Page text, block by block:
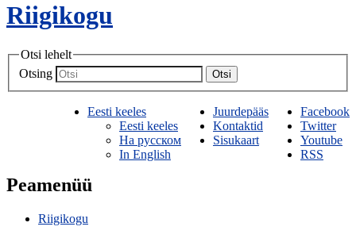
Riigikogu
Otsi lehelt
Otsing
Otsi
Facebook
Twitter
Youtube
RSS
Juurdepääs
Kontaktid
Sisukaart
Eesti keeles
Eesti keeles
На русском
In English
Peamenüü
Riigikogu